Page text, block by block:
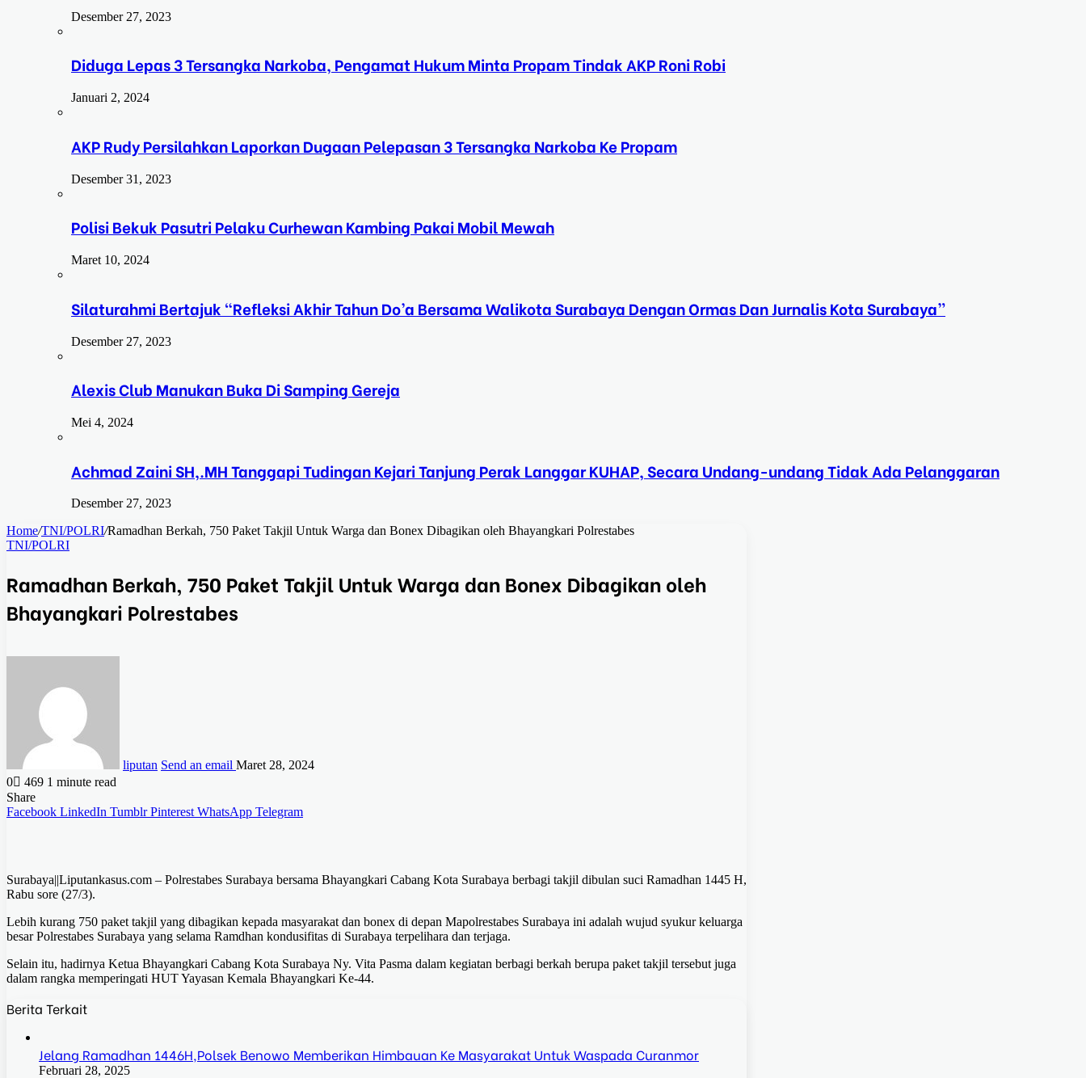
Desember 27, 2023
Diduga Lepas 3 Tersangka Narkoba, Pengamat Hukum Minta Propam Tindak AKP Roni Robi
Januari 2, 2024
AKP Rudy Persilahkan Laporkan Dugaan Pelepasan 3 Tersangka Narkoba Ke Propam
Desember 31, 2023
Polisi Bekuk Pasutri Pelaku Curhewan Kambing Pakai Mobil Mewah
Maret 10, 2024
Silaturahmi Bertajuk “Refleksi Akhir Tahun Do’a Bersama Walikota Surabaya Dengan Ormas Dan Jurnalis Kota Surabaya”
Desember 27, 2023
Alexis Club Manukan Buka Di Samping Gereja
Mei 4, 2024
Achmad Zaini SH,.MH Tanggapi Tudingan Kejari Tanjung Perak Langgar KUHAP, Secara Undang-undang Tidak Ada Pelanggaran
Desember 27, 2023
Home/TNI/POLRI/Ramadhan Berkah, 750 Paket Takjil Untuk Warga dan Bonex Dibagikan oleh Bhayangkari Polrestabes
TNI/POLRI
Ramadhan Berkah, 750 Paket Takjil Untuk Warga dan Bonex Dibagikan oleh
Bhayangkari Polrestabes
liputan Send an email Maret 28, 2024
0
469 1 minute read
Share
Facebook LinkedIn Tumblr Pinterest WhatsApp Telegram
Surabaya||Liputankasus.com – Polrestabes Surabaya bersama Bhayangkari Cabang Kota Surabaya berbagi takjil dibulan suci Ramadhan 1445 H,
Rabu sore (27/3).
Lebih kurang 750 paket takjil yang dibagikan kepada masyarakat dan bonex di depan Mapolrestabes Surabaya ini adalah wujud syukur keluarga
besar Polrestabes Surabaya yang selama Ramdhan kondusifitas di Surabaya terpelihara dan terjaga.
Selain itu, hadirnya Ketua Bhayangkari Cabang Kota Surabaya Ny. Vita Pasma dalam kegiatan berbagi berkah berupa paket takjil tersebut juga
dalam rangka memperingati HUT Yayasan Kemala Bhayangkari Ke-44.
Berita Terkait
Jelang Ramadhan 1446H,Polsek Benowo Memberikan Himbauan Ke Masyarakat Untuk Waspada Curanmor
Februari 28, 2025